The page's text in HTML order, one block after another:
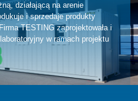
działającą na arenie
i sprzedaje produkty
TESTING zaprojektowała i
w ramach projektu